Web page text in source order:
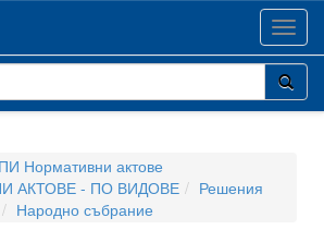
Нормативни актове
АКТОВЕ - ПО ВИДОВЕ
Решения
Народно събрание